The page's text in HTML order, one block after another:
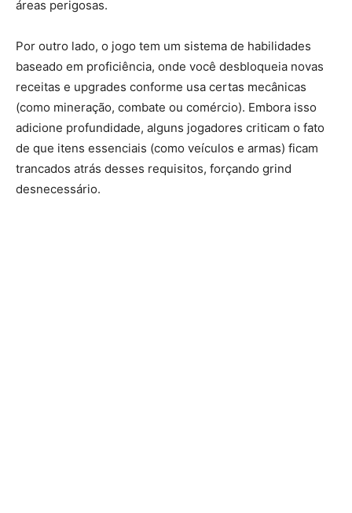
áreas perigosas.
Por outro lado, o jogo tem um sistema de habilidades
baseado em proficiência, onde você desbloqueia novas
receitas e upgrades conforme usa certas mecânicas
(como mineração, combate ou comércio). Embora isso
adicione profundidade, alguns jogadores criticam o fato
de que itens essenciais (como veículos e armas) ficam
trancados atrás desses requisitos, forçando grind
desnecessário.